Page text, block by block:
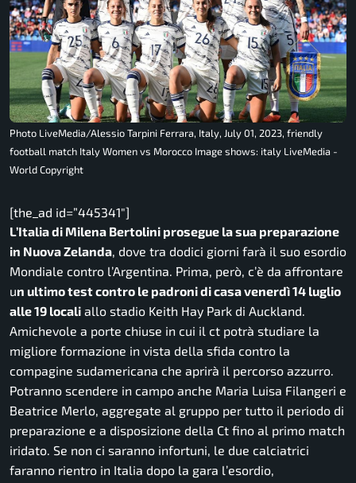
Photo LiveMedia/Alessio Tarpini Ferrara, Italy, July 01, 2023, friendly
football match Italy Women vs Morocco Image shows: italy LiveMedia -
World Copyright
[the_ad id=”445341″]
L’Italia di Milena Bertolini prosegue la sua preparazione
in Nuova Zelanda, dove tra dodici giorni farà il suo esordio
Mondiale contro l’Argentina. Prima, però, c’è da affrontare
un ultimo test contro le padroni di casa venerdì 14 luglio
alle 19 locali allo stadio Keith Hay Park di Auckland.
Amichevole a porte chiuse in cui il ct potrà studiare la
migliore formazione in vista della sfida contro la
compagine sudamericana che aprirà il percorso azzurro.
Potranno scendere in campo anche Maria Luisa Filangeri e
Beatrice Merlo, aggregate al gruppo per tutto il periodo di
preparazione e a disposizione della Ct fino al primo match
iridato. Se non ci saranno infortuni, le due calciatrici
faranno rientro in Italia dopo la gara l’esordio,